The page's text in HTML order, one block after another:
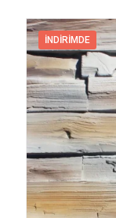
İNDIRIMDE